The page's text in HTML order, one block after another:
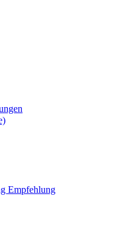
Empfehlung